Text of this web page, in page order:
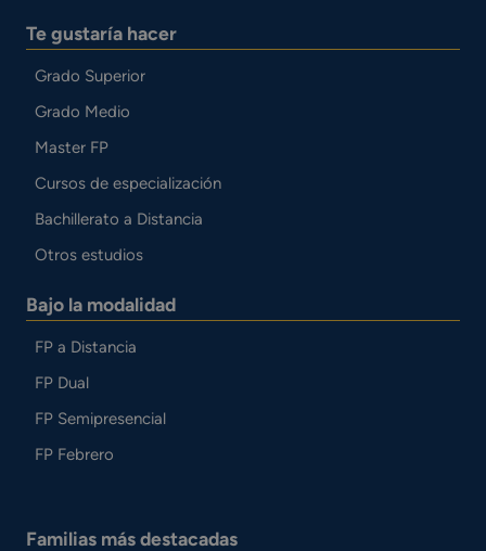
Te gustaría hacer
Grado Superior
Grado Medio
Master FP
Cursos de especialización
Bachillerato a Distancia
Otros estudios
Bajo la modalidad
FP a Distancia
FP Dual
FP Semipresencial
FP Febrero
Familias más destacadas